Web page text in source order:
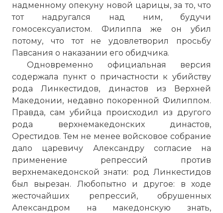
надменному опекуну новой царицы, за то, что
тот надругался над ним, будучи
гомосексуалистом. Филиппа же он убил
потому, что тот не удовлетворил просьбу
Павсания о наказании его обидчика.
Одновременно официальная версия
содержала пункт о причастности к убийству
рода Линкестидов, династов из Верхней
Македонии, недавно покоренной Филиппом.
Правда, сам убийца происходил из другого
рода верхнемакедонских династов,
Орестидов. Тем не менее войсковое собрание
дало царевичу Александру согласие на
применение репрессий против
верхнемакедонской знати: род Линкестидов
был вырезан. Любопытно и другое: в ходе
жесточайших репрессий, обрушенных
Александром на македонскую знать,